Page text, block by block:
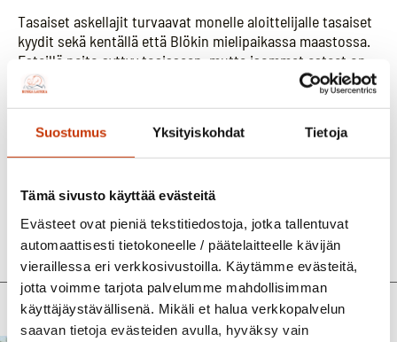
Suostumus Yksityiskohdat Tietoja
Tämä sivusto käyttää evästeitä
Evästeet ovat pieniä tekstitiedostoja, jotka tallentuvat
automaattisesti tietokoneelle / päätelaitteelle kävijän
vieraillessa eri verkkosivustoilla. Käytämme evästeitä,
jotta voimme tarjota palvelumme mahdollisimman
käyttäjäystävällisenä. Mikäli et halua verkkopalvelun
saavan tietoja evästeiden avulla, hyväksy vain
Tasaiset askellajit turvaavat monelle aloittelijalle tasaiset
kyydit sekä kentällä että Blökin mielipaikassa maastossa.
Esteillä neito syttyy tosissaan, mutta isommat esteet on
jo jätetty nuoremmille. Välillä pää ja vauhti
korvaavat pienuutta…
Blökk on varmajalkainen ja erittäin reipas. Pikkutamma on
tottunut kulkemaan erilaisissa maastoissa. Blökk ei
Blökk on syntynyt kulkemaan maastoissa. Blökk menee
jälkeen!